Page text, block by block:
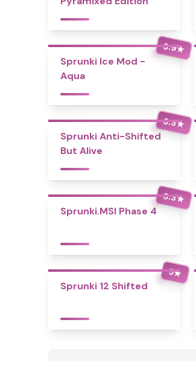
3.9★
Sprunki Ice Mod -
Aqua
3.3★
Sprunki Anti-Shifted
But Alive
3.3★
Sprunki.MSI Phase 4
5★
Sprunki 12 Shifted